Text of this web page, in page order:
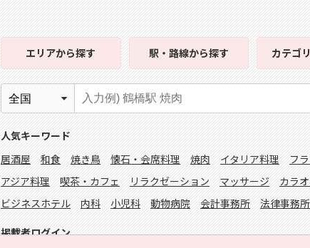
エリアから探す 駅・路線から探す カテゴ
人気キーワード
居酒屋
和食 焼き鳥 懐石・会席料理 焼肉 イタリア料理
フ
アジア料理
喫茶・カフェ リラクゼーション マッサージ
カラ
ビジネスホテル
内科 小児科 動物病院 会計事務所 法律事務所
掲載者ログイン